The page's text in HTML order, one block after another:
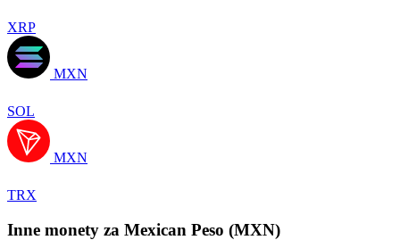
XRP
MXN
SOL
MXN
TRX
Inne monety za Mexican Peso (MXN)